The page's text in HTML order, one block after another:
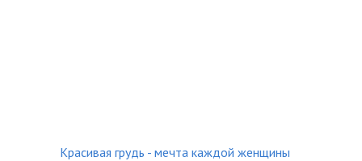
Красивая грудь - мечта каждой женщины